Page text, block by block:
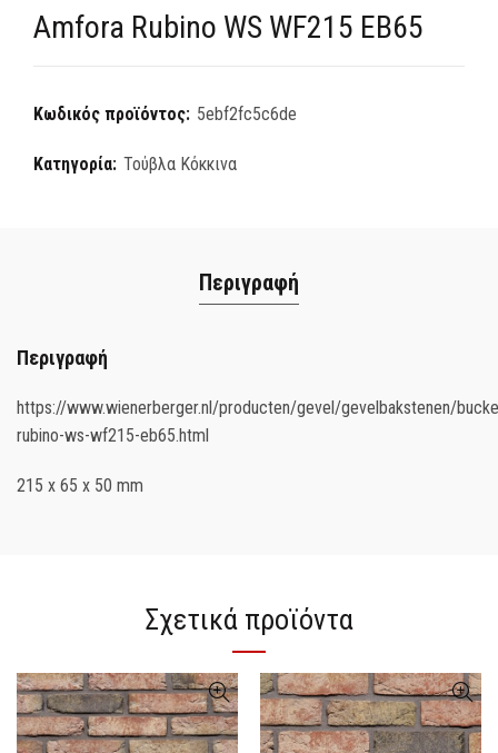
Amfora Rubino WS WF215 EB65
Κωδικός προϊόντος: 5ebf2fc5c6de
Κατηγορία: Τούβλα Κόκκινα
Περιγραφή
Περιγραφή
https://www.wienerberger.nl/producten/gevel/gevelbakstenen/
rubino-ws-wf215-eb65.html
215 x 65 x 50 mm
Σχετικά προϊόντα